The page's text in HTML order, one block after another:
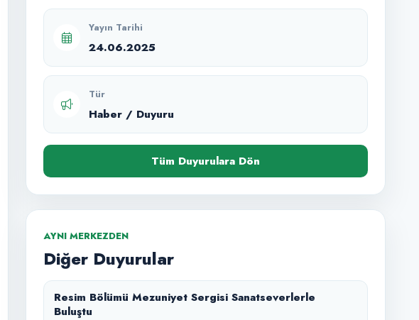
Yayın Tarihi
24.06.2025
Tür
Haber / Duyuru
Tüm Duyurulara Dön
AYNI MERKEZDEN
Diğer Duyurular
Resim Bölümü Mezuniyet Sergisi Sanatseverlerle
Buluştu